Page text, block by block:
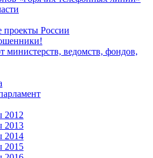
России
министерств, ведомств, фондов,
2012
2013
2014
2015